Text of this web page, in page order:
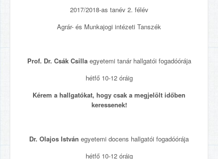
2017/2018-as tanév 2. félév
Agrár- és Munkajogi intézeti Tanszék
Prof. Dr. Csák Csilla egyetemi tanár hallgatói fogadóórája
hétfő 10-12 óráig
Kérem a hallgatókat, hogy csak a megjelölt időben
keressenek!
Dr. Olajos István egyetemi docens hallgatói fogadóórája
hétfő 10-12 óráig